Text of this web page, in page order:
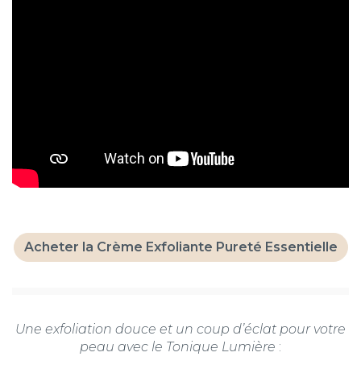
Acheter la Crème Exfoliante Pureté Essentielle
Une exfoliation douce et un coup d’éclat pour votre
peau avec le Tonique Lumière :